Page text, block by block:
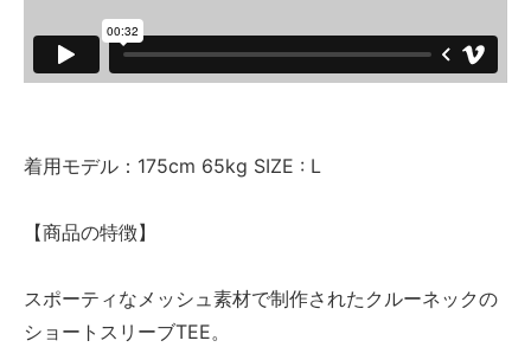
着用モデル：175cm 65kg SIZE : L
【商品の特徴】
スポーティなメッシュ素材で制作されたクルーネックの
ショートスリーブTEE。